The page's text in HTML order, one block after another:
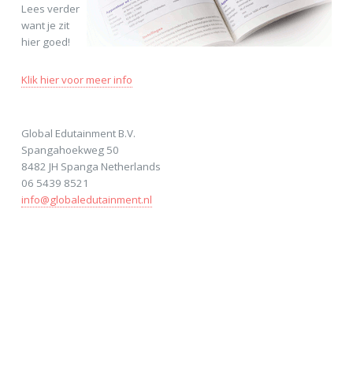
Lees verder
want je zit
hier goed!
Klik hier voor meer info
Global Edutainment B.V.
Spangahoekweg 50
8482 JH Spanga Netherlands
06 5439 8521
info@globaledutainment.nl